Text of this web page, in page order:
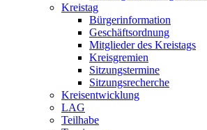
Kreistag
Bürgerinformation
Geschäftsordnung
Mitglieder des Kreistags
Kreisgremien
Sitzungstermine
Sitzungsrecherche
Kreisentwicklung
LAG
Teilhabe